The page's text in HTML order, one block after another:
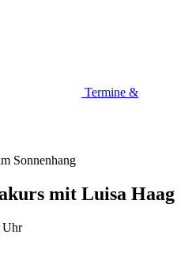
Termine &
Sonnenhang
mit Luisa Haag
Uhr